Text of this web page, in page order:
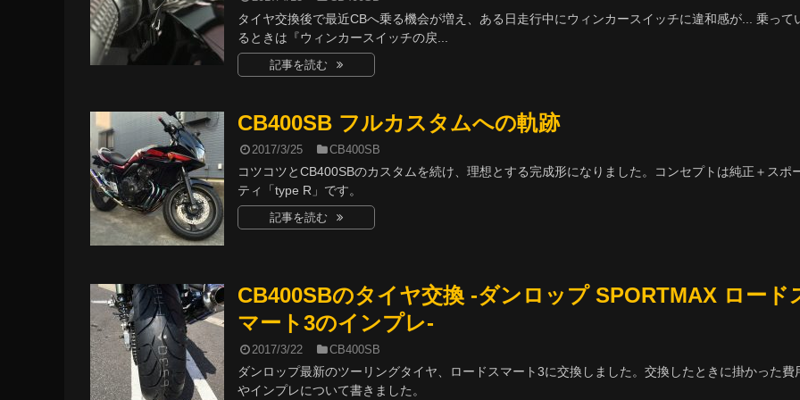
タイヤ交換後で最近CBへ乗る機会が増え、ある日走行中にウィンカースイッチに違和感が... 乗って
るときは『ウィンカースイッチの戻...
記事を読む
CB400SB フルカスタムへの軌跡
2017/3/25 CB400SB
コツコツとCB400SBのカスタムを続け、理想とする完成形になりました。コンセプトは純正＋スポ
ティ「type R」です。
記事を読む
CB400SBのタイヤ交換 -ダンロップ SPORTMAX ロード
マート3のインプレ-
2017/3/22 CB400SB
ダンロップ最新のツーリングタイヤ、ロードスマート3に交換しました。交換したときに掛かった費
やインプレについて書きました。